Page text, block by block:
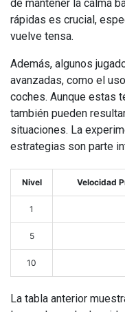
de mantener la calma
rápidas es crucial,
vuelve tensa.
Además, algunos
avanzadas, como el
coches. Aunque estas
también pueden
situaciones. La
estrategias son parte
Nivel Velocidad
1
5
10
La tabla anterior